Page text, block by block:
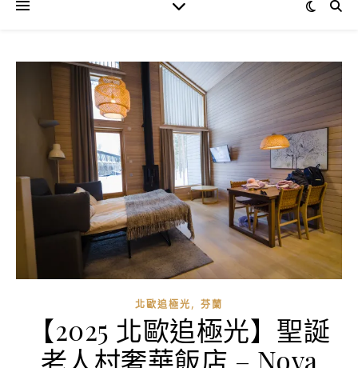
北歐追極光, 芬蘭
【2025 北歐追極光】聖誕
老人村奢華飯店 – Nova